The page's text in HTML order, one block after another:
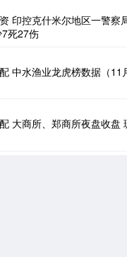
印控克什米尔地区一警察
死27伤
中水渔业龙虎榜数据（11
大商所、郑商所夜盘收盘